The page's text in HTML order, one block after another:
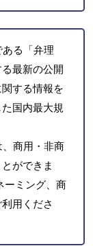
る「弁理
最新の公開
する情報を
国内最大規
商用・非商
ができま
ーミング、商
用くださ